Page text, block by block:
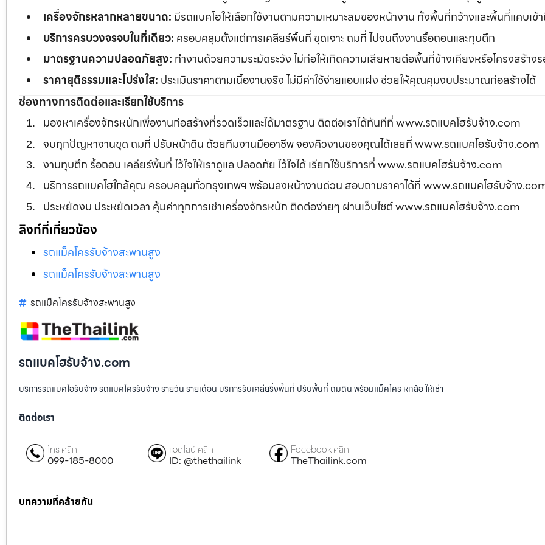
เครื่องจักรหลากหลายขนาด: มีรถแบคโฮให้เลือกใช้งานตามความเหมาะสมของหน้างาน ทั้งพื้นที่กว้างและพื้นที่แคบเข้
บริการครบวงจรจบในที่เดียว: ครอบคลุมตั้งแต่การเคลียร์พื้นที่ ขุดเจาะ ถมที่ ไปจนถึงงานรื้อถอนและทุบตึก
มาตรฐานความปลอดภัยสูง: ทำงานด้วยความระมัดระวัง ไม่ก่อให้เกิดความเสียหายต่อพื้นที่ข้างเคียงหรือโครงสร้าง
ราคายุติธรรมและโปร่งใส: ประเมินราคาตามเนื้องานจริง ไม่มีค่าใช้จ่ายแอบแฝง ช่วยให้คุณคุมงบประมาณก่อสร้างได้
ช่องทางการติดต่อและเรียกใช้บริการ
มองหาเครื่องจักรหนักเพื่องานก่อสร้างที่รวดเร็วและได้มาตรฐาน ติดต่อเราได้ทันทีที่ www.รถแบคโฮรับจ้าง.com
จบทุกปัญหางานขุด ถมที่ ปรับหน้าดิน ด้วยทีมงานมืออาชีพ จองคิวงานของคุณได้เลยที่ www.รถแบคโฮรับจ้าง.com
งานทุบตึก รื้อถอน เคลียร์พื้นที่ ไว้ใจให้เราดูแล ปลอดภัย ไว้ใจได้ เรียกใช้บริการที่ www.รถแบคโฮรับจ้าง.com
บริการรถแบคโฮใกล้คุณ ครอบคลุมทั่วกรุงเทพฯ พร้อมลงหน้างานด่วน สอบถามราคาได้ที่ www.รถแบคโฮรับจ้าง
ประหยัดงบ ประหยัดเวลา คุ้มค่าทุกการเช่าเครื่องจักรหนัก ติดต่อง่ายๆ ผ่านเว็บไซต์ www.รถแบคโฮรับจ้าง.com
ลิงก์ที่เกี่ยวข้อง
รถแม็คโครรับจ้างสะพานสูง
รถแม็คโครรับจ้างสะพานสูง
รถแม็คโครรับจ้างสะพานสูง
รถแบคโฮรับจ้าง.com
บริการรถแบคโฮรับจ้าง รถแมคโครรับจ้าง รายวัน รายเดือน บริการรับเคลียริ่งพื้นที่ ปรับพื้นที่ ถมดิน พร้อมแม็คโคร หกล้อ ให้เช่า
ติดต่อเรา
โทร คลิก
099-185-8000
แอดไลน์ คลิก
ID: @thethailink
Facebook คลิก
TheThailink.com
บทความที่คล้ายกัน